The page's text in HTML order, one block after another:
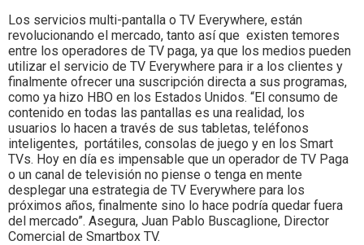
Los servicios multi-pantalla o TV Everywhere, están
revolucionando el mercado, tanto así que existen temores
entre los operadores de TV paga, ya que los medios pueden
utilizar el servicio de TV Everywhere para ir a los clientes y
finalmente ofrecer una suscripción directa a sus programas,
como ya hizo HBO en los Estados Unidos. “El consumo de
contenido en todas las pantallas es una realidad, los
usuarios lo hacen a través de sus tabletas, teléfonos
inteligentes, portátiles, consolas de juego y en los Smart
TVs. Hoy en día es impensable que un operador de TV Paga
o un canal de televisión no piense o tenga en mente
desplegar una estrategia de TV Everywhere para los
próximos años, finalmente sino lo hace podría quedar fuera
del mercado”. Asegura, Juan Pablo Buscaglione, Director
Comercial de Smartbox TV.